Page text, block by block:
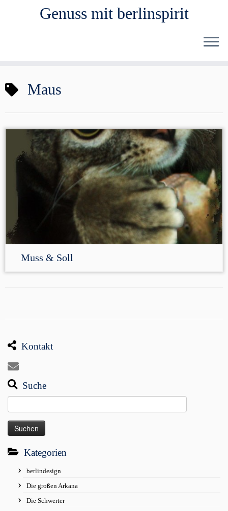
Inhalt
Genuss mit berlinspirit
Maus
Muss & Soll
Kontakt
Suche
nach:
Kategorien
berlindesign
Die großen Arkana
Die Schwerter